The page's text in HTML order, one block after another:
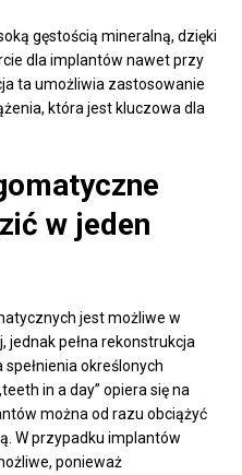
gęstością mineralną, dzięki
dla implantów nawet przy
ta umożliwia zastosowanie
która jest kluczowa dla
w jeden
jest możliwe w
pełna rekonstrukcja
określonych
in a day” opiera się na
można od razu obciążyć
W przypadku implantów
ponieważ